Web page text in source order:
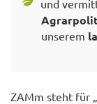
und
unserem
ZAMm steht für „